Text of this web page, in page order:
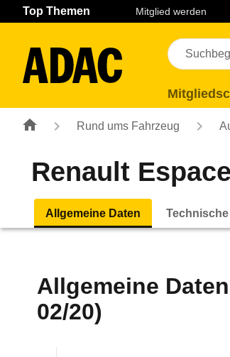
Navigation Seiteninhalt Fußzeile
Top Themen Mitglied werden
Rund ums Fahrzeug
Renault
Allgemeine Daten Technische
Allgemeine
02/20)